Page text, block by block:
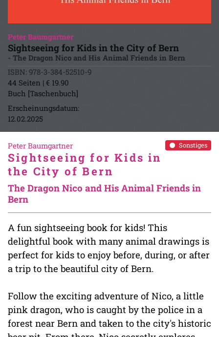
Peter Baumgartner
Sightseeing for Kids in the City of Bern
- The Dragon Nico and His Animal Friends in Bern
ISBN: 978-3-384-52510-9
44 Seiten | € 19.90
Buch [Taschenbuch]
Erscheinungsdatum:
12.02.2025
Sonstiges
Peter Baumgartner
Sightseeing for Kids in
the City of Bern
The Dragon Nico and His Animal Friends in
Bern
A fun sightseeing book for kids! This
delightful book with many animal drawings is
perfect for kids to enjoy before, during, or after
a trip to the beautiful city of Bern.
Follow the exciting adventure of Nico, a little
pink dragon, who is caught by the police in a
forest near Bern and taken to the city's historic